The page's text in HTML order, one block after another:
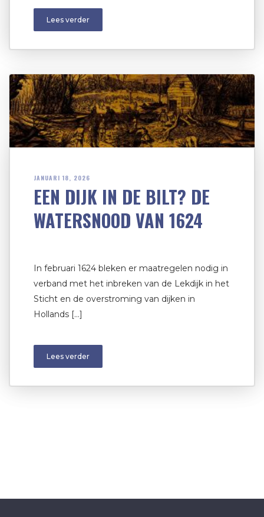
Lees verder
JANUARI 18, 2026
EEN DIJK IN DE BILT? DE
WATERSNOOD VAN 1624
In februari 1624 bleken er maatregelen nodig in
verband met het inbreken van de Lekdijk in het
Sticht en de overstroming van dijken in
Hollands […]
Lees verder